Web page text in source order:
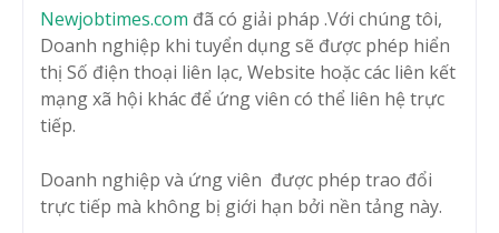
Newjobtimes.com đã có giải pháp .Với chúng tôi,
Doanh nghiệp khi tuyển dụng sẽ được phép hiển
thị Số điện thoại liên lạc, Website hoặc các liên kết
mạng xã hội khác để ứng viên có thể liên hệ trực
tiếp.
Doanh nghiệp và ứng viên được phép trao đổi
trực tiếp mà không bị giới hạn bởi nền tảng này.